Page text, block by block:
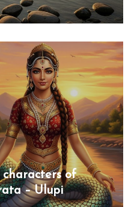
characters of
– Ulupi